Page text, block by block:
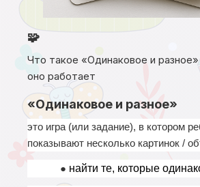
🧩
Что такое «Одинаковое и
оно работает
«Одинаковое и разное»
это игра (или задание), в котором
показывают несколько картинок /
● найти те, которые